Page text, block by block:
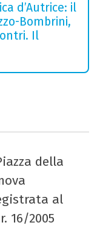
d’Autrice: il
Bombrini,
Il
della
al
16/2005